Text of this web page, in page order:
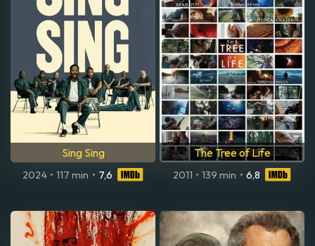
Sing Sing
2024 • 117 min • 7,6
The Tree of Life
2011 • 139 min • 6,8